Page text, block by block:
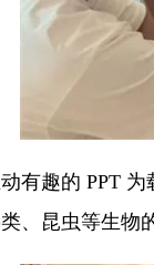
有趣的 PPT
、昆虫等生